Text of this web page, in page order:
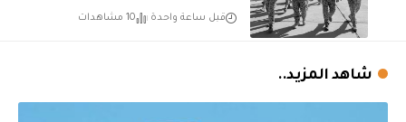
قبل ساعة واحدة 10 مشاهدات
شاهد المزيد..